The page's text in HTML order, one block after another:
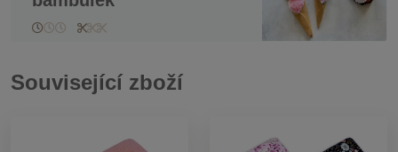
Související zboží